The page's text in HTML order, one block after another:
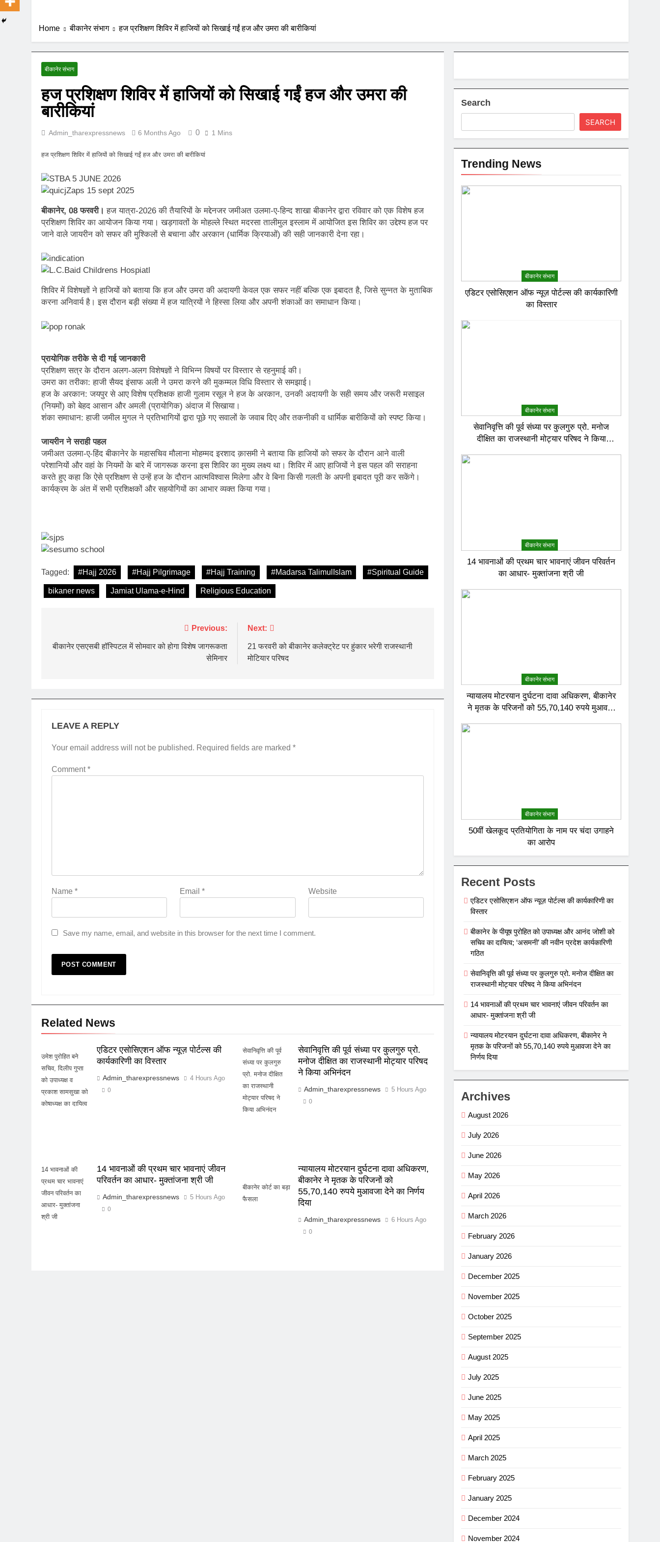
Home बीकानेर संभाग हज प्रशिक्षण शिविर में हाजियों को सिखाई गईं हज और उमरा की बारीकियां
बीकानेर संभाग
हज प्रशिक्षण शिविर में हाजियों को सिखाई गईं हज और उमरा की
बारीकियां
Admin_tharexpressnews 6 Months Ago 0 1 Mins
हज प्रशिक्षण शिविर में हाजियों को सिखाई गईं हज और उमरा की बारीकियां
बीकानेर, 08 फरवरी। हज यात्रा-2026 की तैयारियों के मद्देनजर जमीअत उलमा-ए-हिन्द शाखा बीकानेर द्वारा रविवार को एक विशेष हज
प्रशिक्षण शिविर का आयोजन किया गया। खड़गावतों के मोहल्ले स्थित मदरसा तालीमुल इस्लाम में आयोजित इस शिविर का उद्देश्य हज पर
जाने वाले जायरीन को सफर की मुश्किलों से बचाना और अरकान (धार्मिक क्रियाओं) की सही जानकारी देना रहा।
शिविर में विशेषज्ञों ने हाजियों को बताया कि हज और उमरा की अदायगी केवल एक सफर नहीं बल्कि एक इबादत है, जिसे सुन्नत के मुताबिक
करना अनिवार्य है। इस दौरान बड़ी संख्या में हज यात्रियों ने हिस्सा लिया और अपनी शंकाओं का समाधान किया।
प्रायोगिक तरीके से दी गई जानकारी
प्रशिक्षण सत्र के दौरान अलग-अलग विशेषज्ञों ने विभिन्न विषयों पर विस्तार से रहनुमाई की।
उमरा का तरीका: हाजी सैयद इंसाफ अली ने उमरा करने की मुकम्मल विधि विस्तार से समझाई।
हज के अरकान: जयपुर से आए विशेष प्रशिक्षक हाजी गुलाम रसूल ने हज के अरकान, उनकी अदायगी के सही समय और जरूरी मसाइल
(नियमों) को बेहद आसान और अमली (प्रायोगिक) अंदाज में सिखाया।
शंका समाधान: हाजी जमील मुगल ने प्रतिभागियों द्वारा पूछे गए सवालों के जवाब दिए और तकनीकी व धार्मिक बारीकियों को स्पष्ट किया।
जायरीन ने सराही पहल
जमीअत उलमा-ए-हिंद बीकानेर के महासचिव मौलाना मोहम्मद इरशाद क़ासमी ने बताया कि हाजियों को सफर के दौरान आने वाली
परेशानियों और वहां के नियमों के बारे में जागरूक करना इस शिविर का मुख्य लक्ष्य था। शिविर में आए हाजियों ने इस पहल की सराहना
करते हुए कहा कि ऐसे प्रशिक्षण से उन्हें हज के दौरान आत्मविश्वास मिलेगा और वे बिना किसी गलती के अपनी इबादत पूरी कर सकेंगे।
कार्यक्रम के अंत में सभी प्रशिक्षकों और सहयोगियों का आभार व्यक्त किया गया।
Tagged: #Hajj 2026 #Hajj Pilgrimage #Hajj Training #Madarsa TalimulIslam #Spiritual Guide
bikaner news Jamiat Ulama-e-Hind Religious Education
navigation
Previous:
बीकानेर एसएसबी हॉस्पिटल में सोमवार को होगा विशेष जागरूकता
सेमिनार
Next:
21 फरवरी को बीकानेर कलेक्ट्रेट पर हुंकार भरेगी राजस्थानी
मोटियार परिषद
LEAVE A REPLY
Your email address will not be published. Required fields are marked *
Comment*
Name * Email* Website
Save my name, email, and website in this browser for the next time I comment.
Related News
उमेश पुरोहित बने
सचिव, दिलीप गुप्ता
को उपाध्यक्ष व
प्रकाश सामसुखा को
कोषाध्यक्ष का दायित्व
एडिटर एसोसिएशन ऑफ न्यूज़ पोर्टल्स की
कार्यकारिणी का विस्तार
Admin_tharexpressnews 4 Hours Ago
0
सेवानिवृत्ति की पूर्व
संध्या पर कुलगुरु
प्रो. मनोज दीक्षित
का राजस्थानी
मोट्यार परिषद ने
किया अभिनंदन
सेवानिवृत्ति की पूर्व संध्या पर कुलगुरु प्रो.
मनोज दीक्षित का राजस्थानी मोट्यार परिषद
ने किया अभिनंदन
Admin_tharexpressnews 5 Hours Ago
0
14 भावनाओं की
प्रथम चार भावनाएं
जीवन परिवर्तन का
आधार- मुक्तांजना
श्री जी
14 भावनाओं की प्रथम चार भावनाएं जीवन
परिवर्तन का आधार- मुक्तांजना श्री जी
Admin_tharexpressnews 5 Hours Ago
0
बीकानेर कोर्ट का बड़ा
फैसला
न्यायालय मोटरयान दुर्घटना दावा अधिकरण,
बीकानेर ने मृतक के परिजनों को
55,70,140 रुपये मुआवजा देने का निर्णय
दिया
Admin_tharexpressnews 6 Hours Ago
0
Search
SEARCH
Trending News
बीकानेर संभाग
एडिटर एसोसिएशन ऑफ न्यूज़ पोर्टल्स की कार्यकारिणी
का विस्तार
बीकानेर संभाग
सेवानिवृत्ति की पूर्व संध्या पर कुलगुरु प्रो. मनोज
दीक्षित का राजस्थानी मोट्यार परिषद ने किया
बीकानेर संभाग
14 भावनाओं की प्रथम चार भावनाएं जीवन परिवर्तन
का आधार- मुक्तांजना श्री जी
बीकानेर संभाग
न्यायालय मोटरयान दुर्घटना दावा अधिकरण, बीकानेर
ने मृतक के परिजनों को 55,70,140 रुपये मुआवजा
बीकानेर संभाग
50वीं खेलकूद प्रतियोगिता के नाम पर चंदा उगाहने
का आरोप
Recent Posts
एडिटर एसोसिएशन ऑफ न्यूज़ पोर्टल्स की कार्यकारिणी का
विस्तार
बीकानेर के पीयूष पुरोहित को उपाध्यक्ष और आनंद जोशी को
सचिव का दायित्व; ‘असमनी’ की नवीन प्रदेश कार्यकारिणी
गठित
सेवानिवृत्ति की पूर्व संध्या पर कुलगुरु प्रो. मनोज दीक्षित का
राजस्थानी मोट्यार परिषद ने किया अभिनंदन
14 भावनाओं की प्रथम चार भावनाएं जीवन परिवर्तन का
आधार- मुक्तांजना श्री जी
न्यायालय मोटरयान दुर्घटना दावा अधिकरण, बीकानेर ने
मृतक के परिजनों को 55,70,140 रुपये मुआवजा देने का
निर्णय दिया
Archives
August 2026
July 2026
June 2026
May 2026
April 2026
March 2026
February 2026
January 2026
December 2025
November 2025
October 2025
September 2025
August 2025
July 2025
June 2025
May 2025
April 2025
March 2025
February 2025
January 2025
December 2024
November 2024